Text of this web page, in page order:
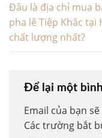
Đâu là địa chỉ mua
pha lê Tiệp Khắc tại
chất lượng nhất?
Để lại một
Email của bạn
Các trường bắt